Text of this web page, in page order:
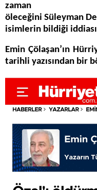
zaman
öleceğini Süleyman
isimlerin bildiği
Emin Çölaşan’ın
tarihli yazısından bir